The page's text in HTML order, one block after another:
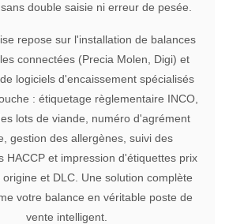
double saisie ni erreur de pesée.
repose sur l'installation de balances
connectées (Precia Molen, Digi) et
logiciels d'encaissement spécialisés
: étiquetage règlementaire INCO,
lots de viande, numéro d'agrément
gestion des allergènes, suivi des
HACCP et impression d'étiquettes prix
origine et DLC. Une solution complète
votre balance en véritable poste de
vente intelligent.